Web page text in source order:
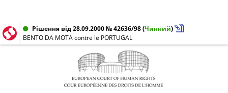
Рішення від 28.09.2000 № 42636/98(Чинний)
BENTO DA MOTA contre le PORTUGAL